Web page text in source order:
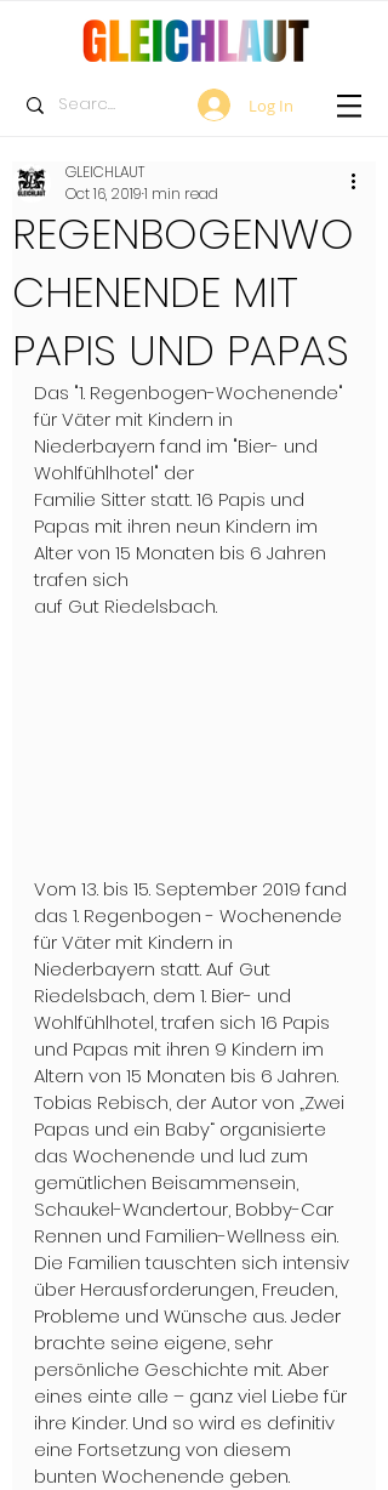
Log In
REGENBOGENWO
CHENENDE MIT
PAPIS UND PAPAS
GLEICHLAUT
Oct 16, 20191 min read
Das "1. Regenbogen-Wochenende"
für Väter mit Kindern in
Niederbayern fand im "Bier- und
Wohlfühlhotel" der
Familie Sitter statt. 16 Papis und
Papas mit ihren neun Kindern im
Alter von 15 Monaten bis 6 Jahren
trafen sich
auf Gut Riedelsbach.
Vom 13. bis 15. September 2019 fand
das 1. Regenbogen - Wochenende
für Väter mit Kindern in
Niederbayern statt. Auf Gut
Riedelsbach, dem 1. Bier- und
Wohlfühlhotel, trafen sich 16 Papis
und Papas mit ihren 9 Kindern im
Altern von 15 Monaten bis 6 Jahren.
Tobias Rebisch, der Autor von „Zwei
Papas und ein Baby“ organisierte
das Wochenende und lud zum
gemütlichen Beisammensein,
Schaukel-Wandertour, Bobby-Car
Rennen und Familien-Wellness ein.
Die Familien tauschten sich intensiv
über Herausforderungen, Freuden,
Probleme und Wünsche aus. Jeder
brachte seine eigene, sehr
persönliche Geschichte mit. Aber
eines einte alle – ganz viel Liebe für
ihre Kinder. Und so wird es definitiv
eine Fortsetzung von diesem
bunten Wochenende geben.